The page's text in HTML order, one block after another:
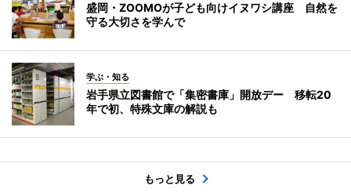
盛岡・ZOOMOが子ども向けイヌワシ講座 自然を
守る大切さを学んで
学ぶ・知る
岩手県立図書館で「集密書庫」開放デー 移転20
年で初、特殊文庫の解説も
もっと見る